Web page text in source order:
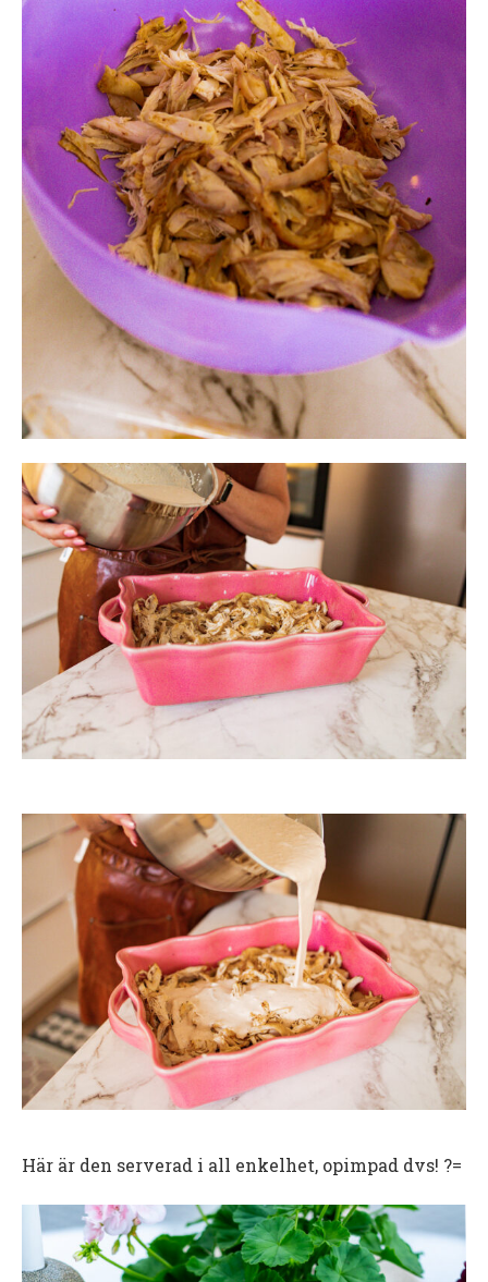
Här är den serverad i all enkelhet, opimpad dvs! ?=